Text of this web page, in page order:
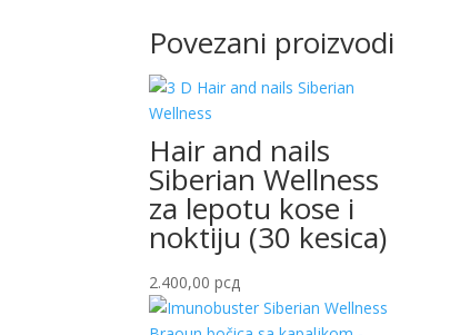
Povezani proizvodi
Hair and nails
Siberian Wellness
za lepotu kose i
noktiju (30 kesica)
2.400,00рсд